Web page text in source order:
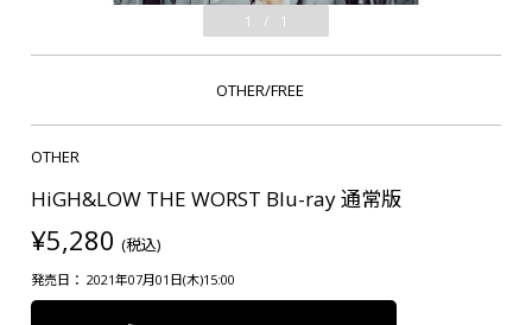
1 / 1
OTHER/FREE
OTHER
HiGH&LOW THE WORST Blu-ray 通常版
¥5,280 (税込)
発売日： 2021年07月01日(木)15:00